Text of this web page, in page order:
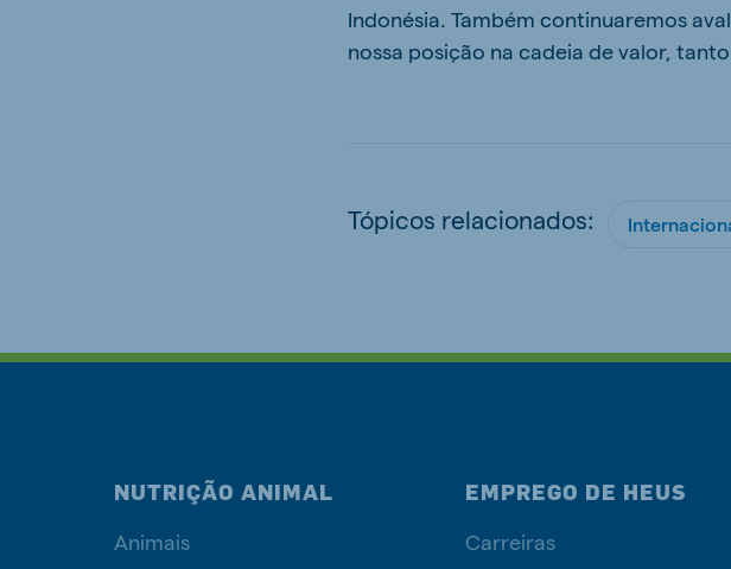
Indonésia. Também continuaremos
nossa posição na cadeia de valor,
Tópicos relacionados:
NUTRIÇÃO ANIMAL
Animais
EMPREGO DE HEUS
Carreiras